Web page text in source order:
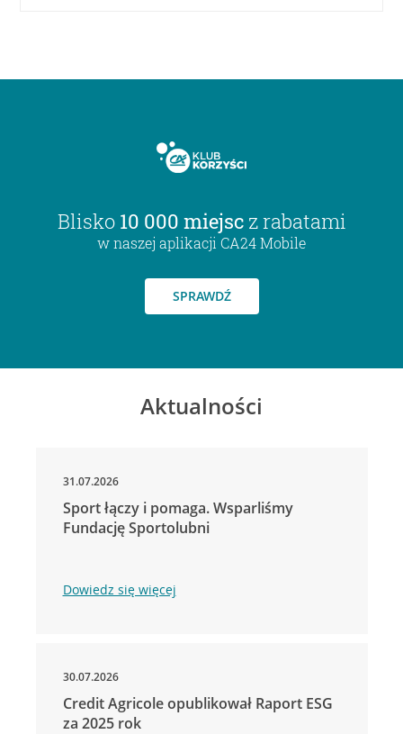
Blisko 10 000 miejsc z rabatami
w naszej aplikacji CA24 Mobile
SPRAWDŹ
Aktualności
31.07.2026
Sport łączy i pomaga. Wsparliśmy
Fundację Sportolubni
Dowiedz się więcej
30.07.2026
Credit Agricole opublikował Raport ESG
za 2025 rok